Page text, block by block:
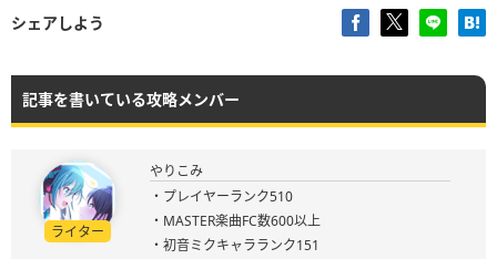
シェアしよう
記事を書いている攻略メンバー
ライター
やりこみ
・プレイヤーランク510
・MASTER楽曲FC数600以上
・初音ミクキャラランク151